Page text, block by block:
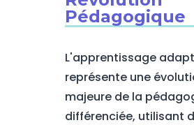
Pédagogique
L'apprentissage
représente une
majeure de la
différenciée, utilisant